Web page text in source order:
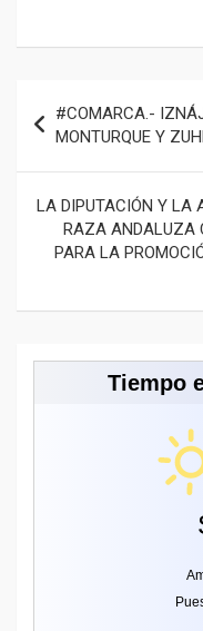
de
entradas
#COMARCA.-
MONTURQUE Y
LA DIPUTACIÓN Y LA
RAZA ANDALUZA
PARA LA
Tiempo